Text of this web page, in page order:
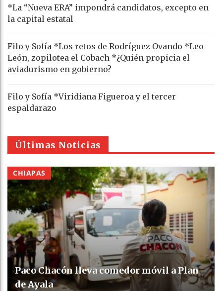
*La “Nueva ERA” impondrá candidatos, excepto en
la capital estatal
Filo y Sofía *Los retos de Rodríguez Ovando *Leo
León, zopilotea el Cobach *¿Quién propicia el
aviadurismo en gobierno?
Filo y Sofía *Viridiana Figueroa y el tercer
espaldarazo
Últimas Noticias
CHIAPAS
Paco Chacón lleva comedor móvil a Plan
de Ayala